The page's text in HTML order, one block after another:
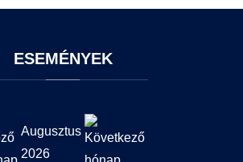
Kerpely Antal Szakkollégium KASZK
Atomerőművi Képzési Bázis
ESEMÉNYEK
Augusztus
2026